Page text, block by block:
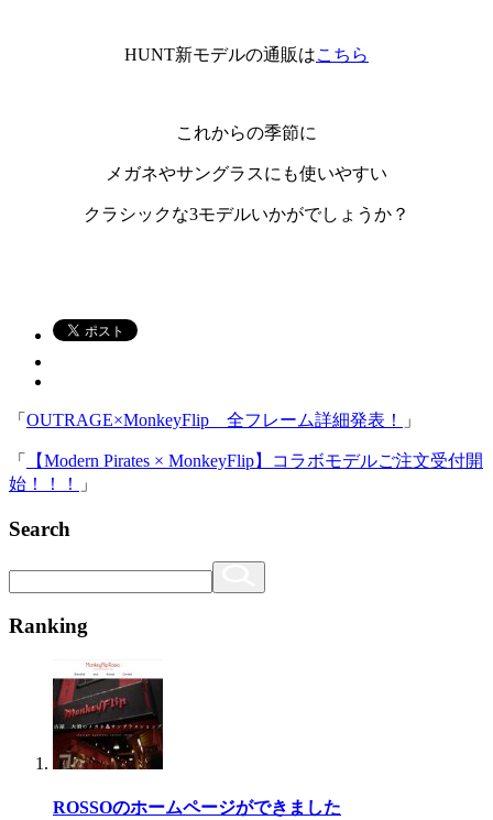
HUNT新モデルの通販はこちら
これからの季節に
メガネやサングラスにも使いやすい
クラシックな3モデルいかがでしょうか？
「 OUTRAGE×MonkeyFlip 全フレーム詳細発表！ 」
「
【Modern Pirates × MonkeyFlip】コラボモデルご注文受付開
始！！！
」
Search
Ranking
ROSSOのホームページができました